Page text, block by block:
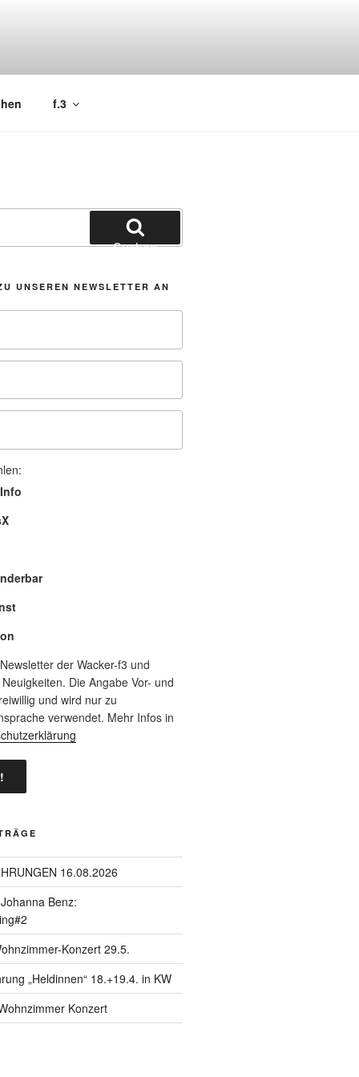
f.3
Suchen
UNSEREN NEWSLETTER AN
der Wacker-f3 und
Die Angabe Vor- und
und wird nur zu
verwendet. Mehr Infos in
16.08.2026
Benz:
Konzert 29.5.
„Heldinnen“ 18.+19.4. in KW
Konzert